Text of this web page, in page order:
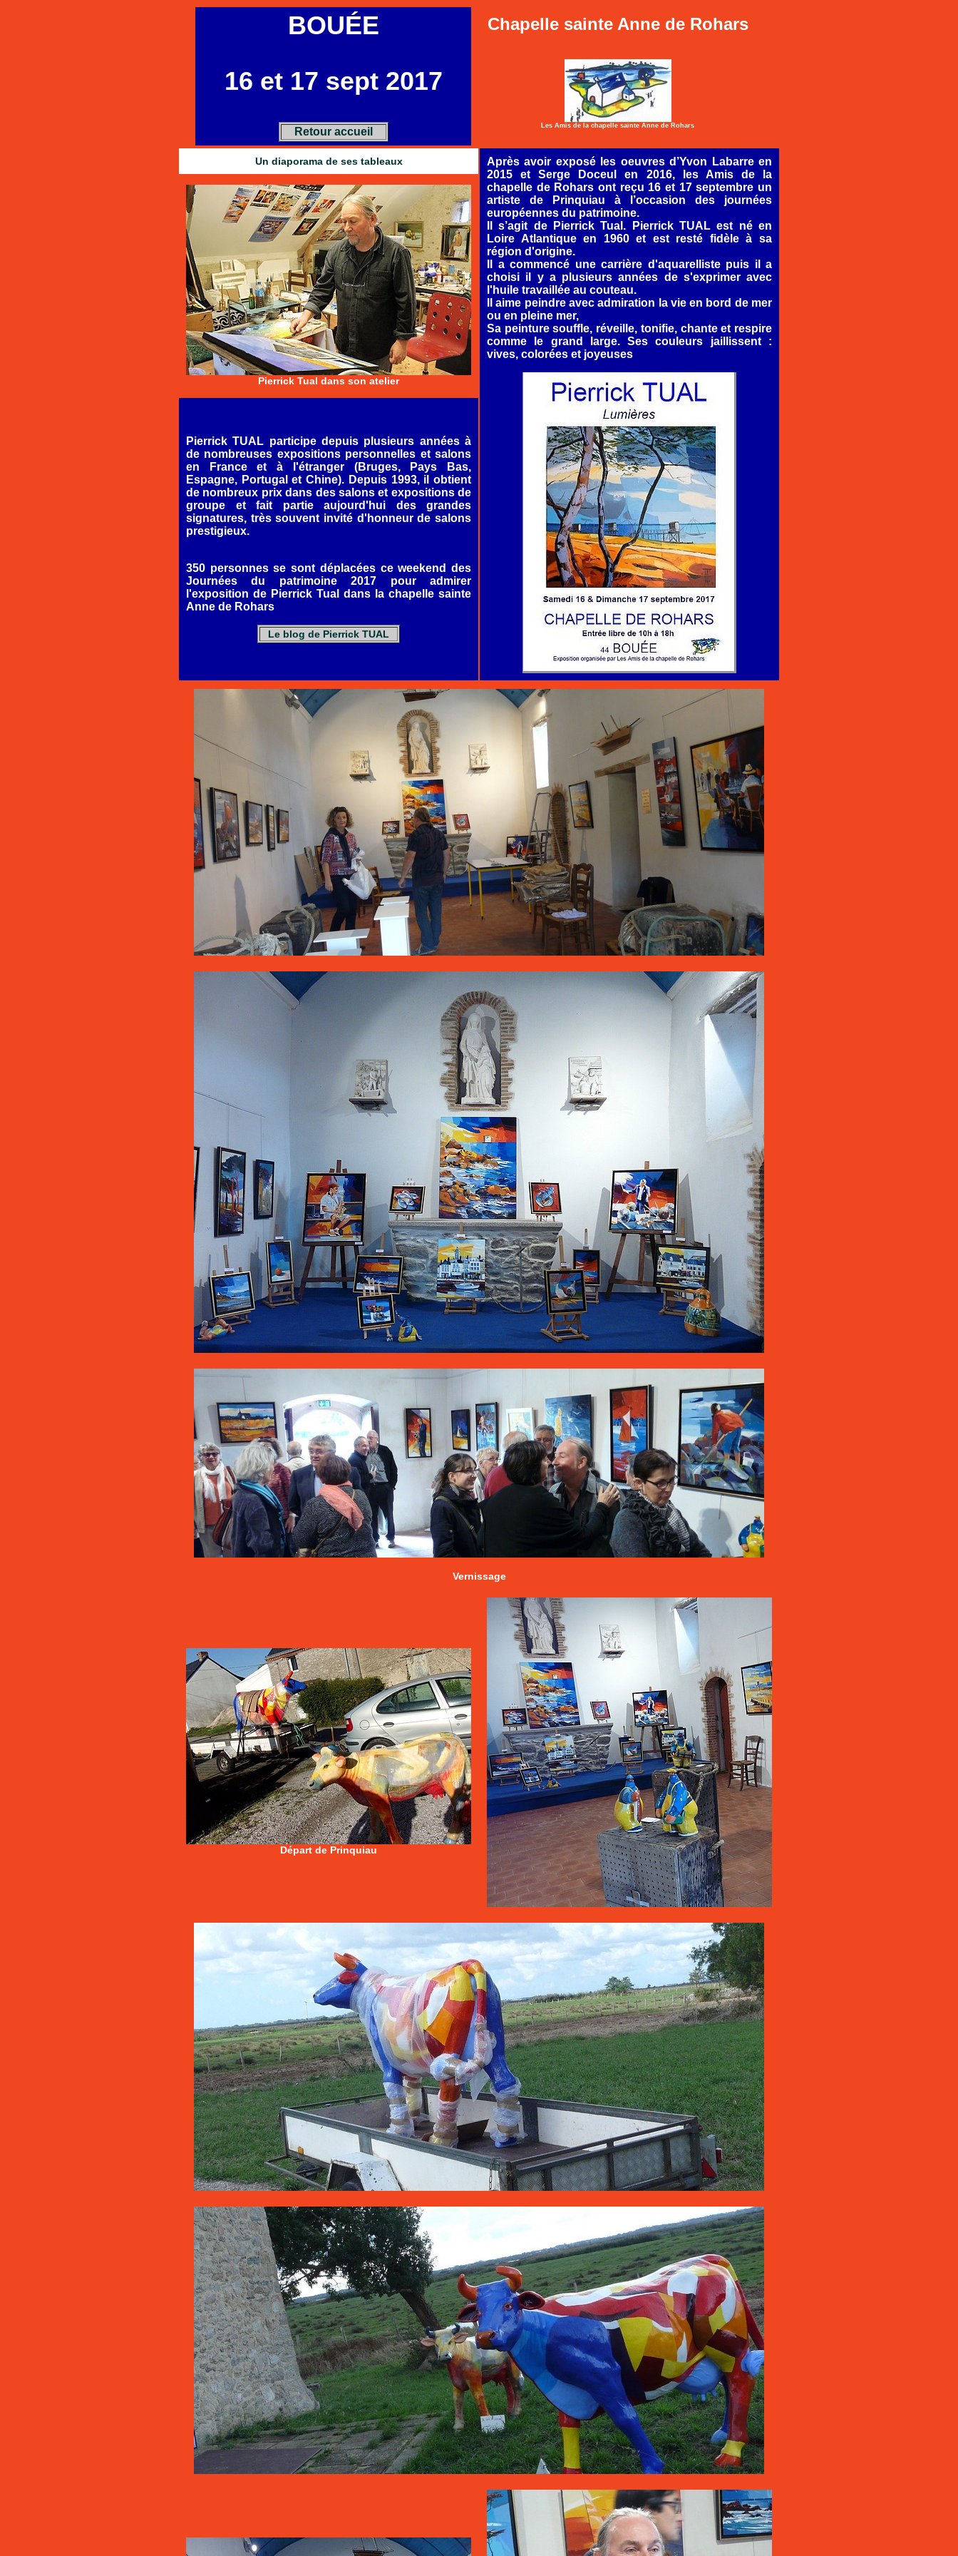
BOUÉE
16 et 17 sept 2017
Retour accueil
Chapelle sainte Anne de Rohars
Les Amis de la chapelle sainte Anne de Rohars
Un diaporama de ses tableaux
Après avoir exposé les oeuvres d’Yvon Labarre en
2015 et Serge Doceul en 2016, les Amis de la
chapelle de Rohars ont reçu 16 et 17 septembre un
artiste de Prinquiau à l’occasion des journées
européennes du patrimoine.
Il s’agit de Pierrick Tual. Pierrick TUAL est né en
Loire Atlantique en 1960 et est resté fidèle à sa
région d'origine.
Il a commencé une carrière d'aquarelliste puis il a
choisi il y a plusieurs années de s'exprimer avec
l'huile travaillée au couteau.
Il aime peindre avec admiration la vie en bord de mer
ou en pleine mer,
Sa peinture souffle, réveille, tonifie, chante et respire
comme le grand large. Ses couleurs jaillissent :
vives, colorées et joyeuses
Pierrick Tual dans son atelier
Pierrick TUAL participe depuis plusieurs années à
de nombreuses expositions personnelles et salons
en France et à l'étranger (Bruges, Pays Bas,
Espagne, Portugal et Chine). Depuis 1993, il obtient
de nombreux prix dans des salons et expositions de
groupe et fait partie aujourd'hui des grandes
signatures, très souvent invité d'honneur de salons
prestigieux.
350 personnes se sont déplacées ce weekend des
Journées du patrimoine 2017 pour admirer
l'exposition de Pierrick Tual dans la chapelle sainte
Anne de Rohars
Le blog de Pierrick TUAL
Vernissage
Départ de Prinquiau